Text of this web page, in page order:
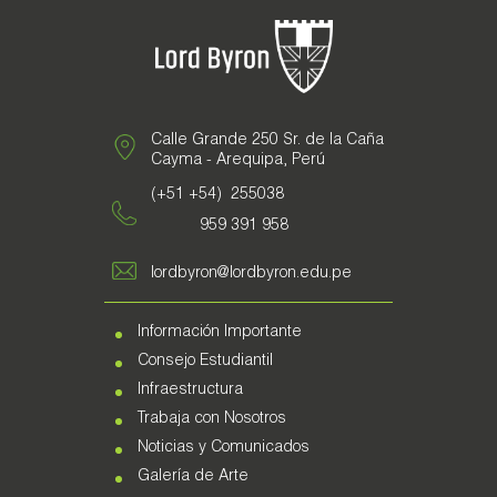
Calle Grande 250 Sr. de la Caña
Cayma - Arequipa, Perú
(+51 +54) 255038
959 391 958
lordbyron@lordbyron.edu.pe
Información Importante
Consejo Estudiantil
Infraestructura
Trabaja con Nosotros
Noticias y Comunicados
Galería de Arte